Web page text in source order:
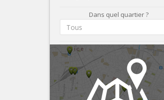
Dans quel quartier ?
Tous